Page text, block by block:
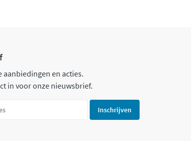
aanbiedingen en acties.
in voor onze nieuwsbrief.
Inschrijven